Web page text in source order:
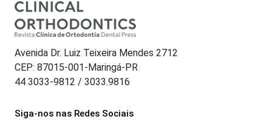
Avenida Dr. Luiz Teixeira Mendes 2712
CEP: 87015-001-Maringá-PR
44 3033-9812 / 3033.9816
Siga-nos nas Redes Sociais